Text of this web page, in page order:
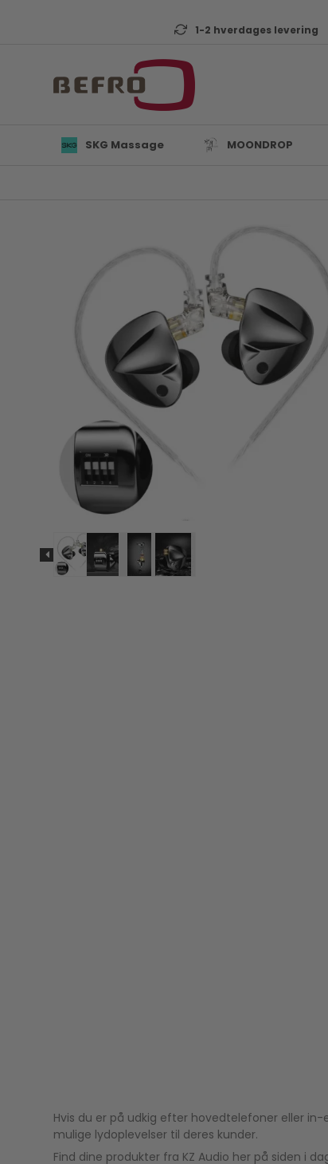
1-2 hverdages levering
SKG Massage MOONDROP
Hvis du er på udkig efter hovedtelefoner eller
mulige lydoplevelser til deres kunder.
Find dine produkter fra KZ Audio her på siden i